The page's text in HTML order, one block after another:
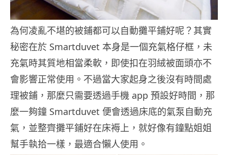
為何凌亂不堪的被鋪都可以自動攤平鋪好呢？其實
秘密在於 Smartduvet 本身是一個充氣格仔框，未
充氣時其質地相當柔軟，即使扣在羽絨被面頭亦不
會影響正常使用。不過當大家起身之後沒有時間處
理被鋪，那麼只需要透過手機 app 預設好時間，那
麼一夠鐘 Smartduvet 便會透過床底的氣泵自動充
氣，並整齊攤平鋪好在床褥上，就好像有鐘點姐姐
幫手執拾一樣，最適合懶人使用。